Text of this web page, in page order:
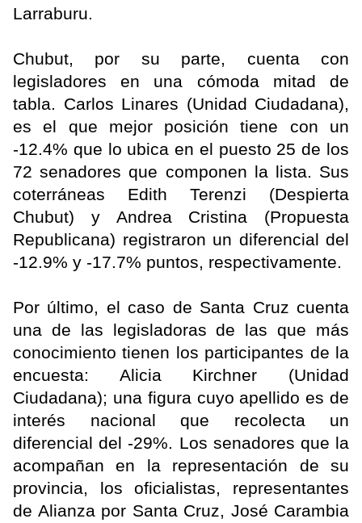
Larraburu.
Chubut, por su parte, cuenta con
legisladores en una cómoda mitad de
tabla. Carlos Linares (Unidad Ciudadana),
es el que mejor posición tiene con un
-12.4% que lo ubica en el puesto 25 de los
72 senadores que componen la lista. Sus
coterráneas Edith Terenzi (Despierta
Chubut) y Andrea Cristina (Propuesta
Republicana) registraron un diferencial del
-12.9% y -17.7% puntos, respectivamente.
Por último, el caso de Santa Cruz cuenta
una de las legisladoras de las que más
conocimiento tienen los participantes de la
encuesta: Alicia Kirchner (Unidad
Ciudadana); una figura cuyo apellido es de
interés nacional que recolecta un
diferencial del -29%. Los senadores que la
acompañan en la representación de su
provincia, los oficialistas, representantes
de Alianza por Santa Cruz, José Carambia